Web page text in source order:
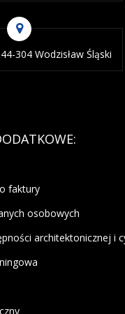
304 Wodzisław Śląski
faktury
osobowych
architektonicznej i